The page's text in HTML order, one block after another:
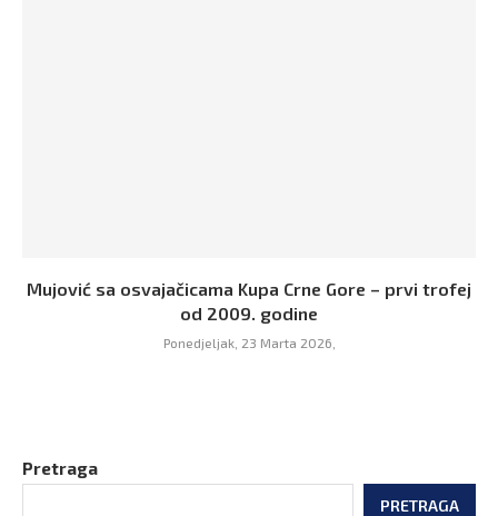
Mujović sa osvajačicama Kupa Crne Gore – prvi trofej
od 2009. godine
Ponedjeljak, 23 Marta 2026,
Pretraga
PRETRAGA